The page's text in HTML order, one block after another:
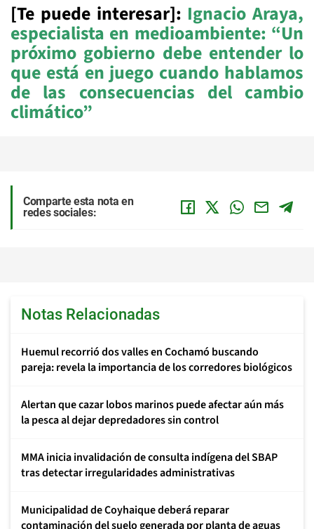
[Te puede interesar]: Ignacio Araya,
especialista en medioambiente: “Un
próximo gobierno debe entender lo
que está en juego cuando hablamos
de las consecuencias del cambio
climático”
Comparte esta nota en
redes sociales:
Notas Relacionadas
Huemul recorrió dos valles en Cochamó buscando
pareja: revela la importancia de los corredores biológicos
Alertan que cazar lobos marinos puede afectar aún más
la pesca al dejar depredadores sin control
MMA inicia invalidación de consulta indígena del SBAP
tras detectar irregularidades administrativas
Municipalidad de Coyhaique deberá reparar
contaminación del suelo generada por planta de aguas